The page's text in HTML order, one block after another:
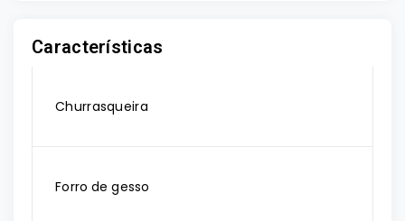
Características
Churrasqueira
Forro de gesso